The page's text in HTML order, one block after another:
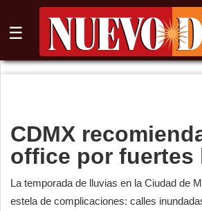
☰
⌕
Nogales
Columna
Sonora
CDMX
office por fuertes
La temporada de lluvias en la Ciudad de
estela de complicaciones: calles